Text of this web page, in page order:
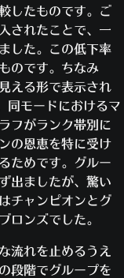
したものです。ご
されたことで、一
した。この低下率
のです。ちなみ
える形で表示され
同モードにおけるマ
フがランク帯別に
の恩恵を特に受け
ためです。グルー
出ましたが、驚い
チャンピオンとグ
ブロンズでした。
流れを止めるうえ
段階でグループを